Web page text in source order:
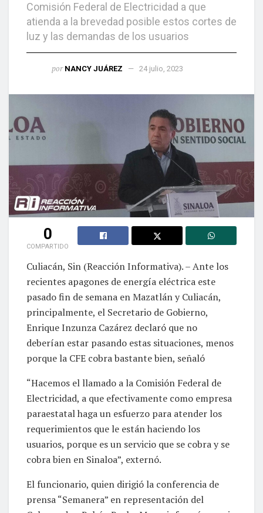
Comisión Federal de Electricidad a que
atienda a la brevedad posible estos cortes de
luz y las demandas de los usuarios
por NANCY JUÁREZ
0
Culiacán, Sin (Reacción Informativa). – Ante los
recientes apagones de energía eléctrica este
pasado fin de semana en Mazatlán y Culiacán,
principalmente, el Secretario de Gobierno,
Enrique Inzunza Cazárez declaró que no
deberían estar pasando estas situaciones, menos
porque la CFE cobra bastante bien, señaló
“Hacemos el llamado a la Comisión Federal de
Electricidad, a que efectivamente como empresa
paraestatal haga un esfuerzo para atender los
requerimientos que le están haciendo los
usuarios, porque es un servicio que se cobra y se
cobra bien en Sinaloa”, externó.
El funcionario, quien dirigió la conferencia de
prensa “Semanera” en representación del